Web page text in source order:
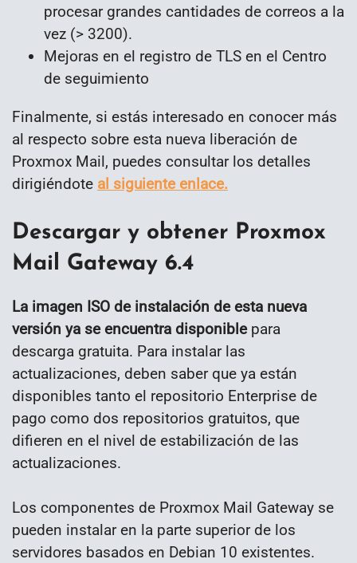
procesar grandes cantidades de correos a la
vez (> 3200).
Mejoras en el registro de TLS en el Centro
de seguimiento
Finalmente, si estás interesado en conocer más
al respecto sobre esta nueva liberación de
Proxmox Mail, puedes consultar los detalles
dirigiéndote al siguiente enlace.
Descargar y obtener Proxmox
Mail Gateway 6.4
La imagen ISO de instalación de esta nueva
versión ya se encuentra disponiblepara
descarga gratuita. Para instalar las
actualizaciones, deben saber que ya están
disponibles tanto el repositorio Enterprise de
pago como dos repositorios gratuitos, que
difieren en el nivel de estabilización de las
actualizaciones.
Los componentes de Proxmox Mail Gateway se
pueden instalar en la parte superior de los
servidores basados ​​en Debian 10 existentes.